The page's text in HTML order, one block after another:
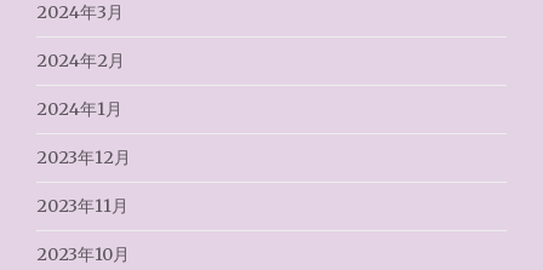
2024年3月
2024年2月
2024年1月
2023年12月
2023年11月
2023年10月